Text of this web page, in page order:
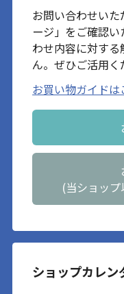
お問い合わせい
ージ」をご確認
わせ内容に対す
ん。ぜひご活用く
お買い物ガイドは
(当ショッ
ショップカレン